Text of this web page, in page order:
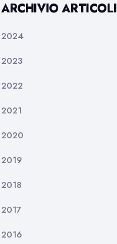
ARCHIVIO ARTICOLI
2024
2023
2022
2021
2020
2019
2018
2017
2016